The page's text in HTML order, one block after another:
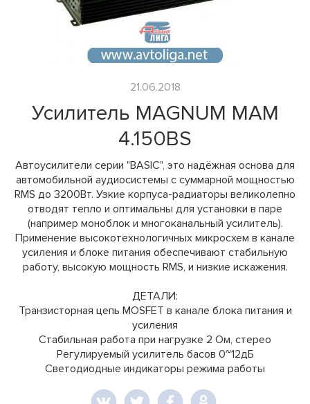
21.06.2018
Усилитель MAGNUM MAM
4.150BS
Автоусилители серии "BASIC", это надёжная основа для
автомобильной аудиосистемы с суммарной мощностью
RMS до 3200Вт. Узкие корпуса-радиаторы великолепно
отводят тепло и оптимальны для установки в паре
(например моноблок и многоканальный усилитель).
Применение высокотехнологичных микросхем в канале
усиления и блоке питания обеспечивают стабильную
работу, высокую мощность RMS, и низкие искажения.
ДЕТАЛИ:
Транзисторная цепь MOSFET в канале блока питания и
усиления
Стабильная работа при нагрузке 2 Ом, стерео
Регулируемый усилитель басов 0~12дБ
Светодиодные индикаторы режима работы